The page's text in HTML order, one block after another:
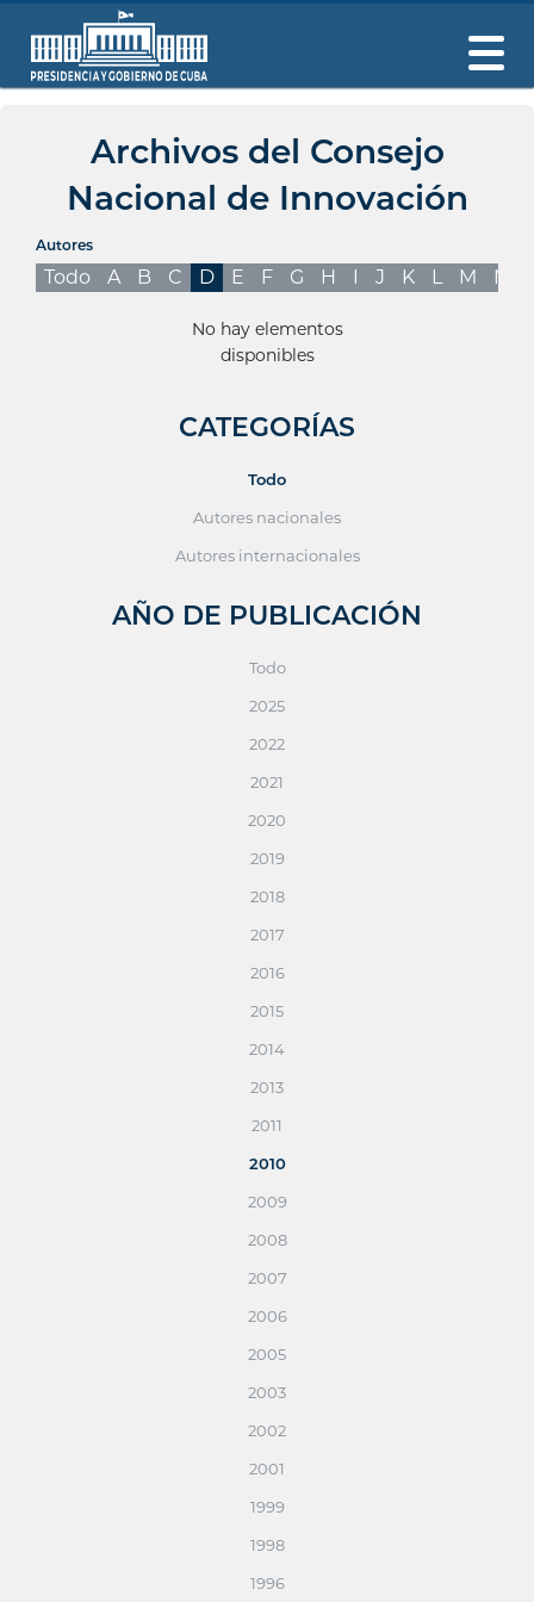
Archivos del Consejo
Nacional de Innovación
Autores
Todo A B C D E F G H I J K L M N
No hay elementos
disponibles
CATEGORÍAS
Todo
Autores nacionales
Autores internacionales
AÑO DE PUBLICACIÓN
Todo
2025
2022
2021
2020
2019
2018
2017
2016
2015
2014
2013
2011
2010
2009
2008
2007
2006
2005
2003
2002
2001
1999
1998
1996